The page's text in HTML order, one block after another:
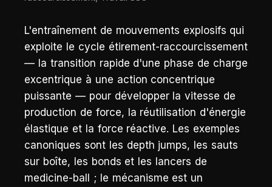
L'entraînement de mouvements explosifs qui
exploite le cycle étirement-raccourcissement
— la transition rapide d'une phase de charge
excentrique à une action concentrique
puissante — pour développer la vitesse de
production de force, la réutilisation d'énergie
élastique et la force réactive. Les exemples
canoniques sont les depth jumps, les sauts
sur boîte, les bonds et les lancers de
medicine-ball ; le mécanisme est un